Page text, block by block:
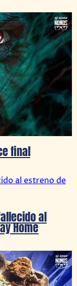
final
al
Home